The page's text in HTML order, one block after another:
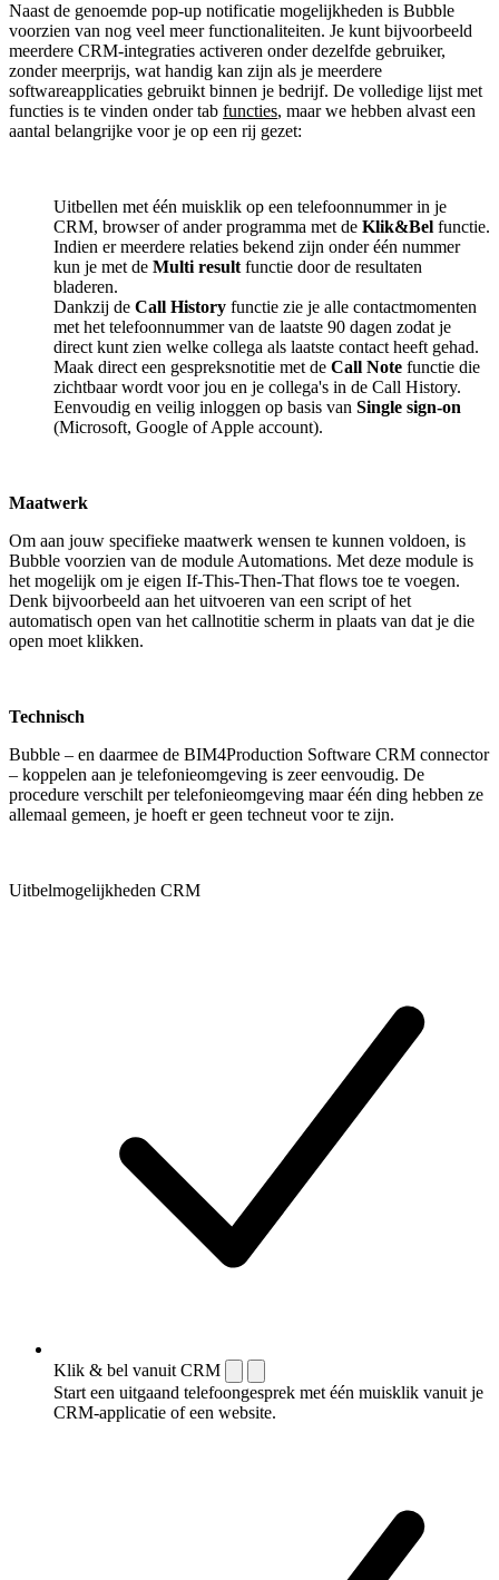
Naast de genoemde pop-up notificatie mogelijkheden is Bubble
voorzien van nog veel meer functionaliteiten. Je kunt bijvoorbeeld
meerdere CRM-integraties activeren onder dezelfde gebruiker,
zonder meerprijs, wat handig kan zijn als je meerdere
softwareapplicaties gebruikt binnen je bedrijf. De volledige lijst met
functies is te vinden onder tab functies, maar we hebben alvast een
aantal belangrijke voor je op een rij gezet:
Uitbellen met één muisklik op een telefoonnummer in je
CRM, browser of ander programma met de Klik&Bel functie.
Indien er meerdere relaties bekend zijn onder één nummer
kun je met de Multi result functie door de resultaten
bladeren.
Dankzij de Call History functie zie je alle contactmomenten
met het telefoonnummer van de laatste 90 dagen zodat je
direct kunt zien welke collega als laatste contact heeft gehad.
Maak direct een gespreksnotitie met de Call Note functie die
zichtbaar wordt voor jou en je collega's in de Call History.
Eenvoudig en veilig inloggen op basis van Single sign-on
(Microsoft, Google of Apple account).
Maatwerk
Om aan jouw specifieke maatwerk wensen te kunnen voldoen, is
Bubble voorzien van de module Automations. Met deze module is
het mogelijk om je eigen If-This-Then-That flows toe te voegen.
Denk bijvoorbeeld aan het uitvoeren van een script of het
automatisch open van het callnotitie scherm in plaats van dat je die
open moet klikken.
Technisch
Bubble – en daarmee de BIM4Production Software CRM connector
– koppelen aan je telefonieomgeving is zeer eenvoudig. De
procedure verschilt per telefonieomgeving maar één ding hebben ze
allemaal gemeen, je hoeft er geen techneut voor te zijn.
Uitbelmogelijkheden CRM
Klik & bel vanuit CRM
Start een uitgaand telefoongesprek met één muisklik vanuit je
CRM-applicatie of een website.